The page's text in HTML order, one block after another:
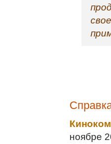
ноябре